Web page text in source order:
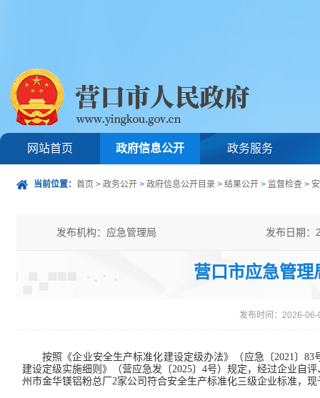
网站首页 政府信息公开 政务服务
当前位置： 首页 > 政务公开 > 政府信息公开目录 > 结果公开 > 监督检查 >
发布机构：应急管理局
发布日期：
营口市应急管理
发布时间：2026-06-
按照《企业安全生产标准化建设定级办法》（应急〔2021〕
建设定级实施细则》（营应急发〔2025〕4号）规定，经过企业自
州市金华镁铝粉总厂2家公司符合安全生产标准化三级企业标准，